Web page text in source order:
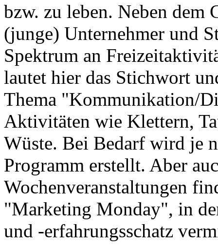
bzw. zu leben. Neben dem
(junge) Unternehmer und
Spektrum an
lautet hier das Stichwort
Thema "Kommunikation/
Aktivitäten wie Klettern,
Wüste. Bei Bedarf wird je
Programm erstellt. Aber
Wochenveranstaltungen
"Marketing Monday", in
und -erfahrungsschatz